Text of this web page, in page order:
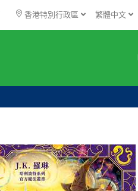
香港特別行政區 繁體中文